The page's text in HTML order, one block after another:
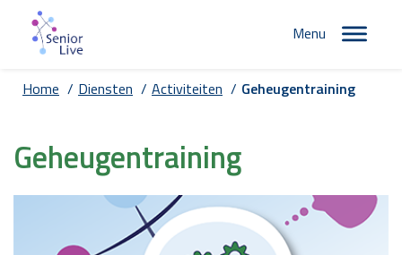
Menu
Home / Diensten / Activiteiten / Geheugentraining
Geheugentraining